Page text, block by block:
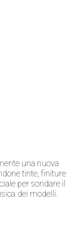
una nuova
tinte, finiture
per sondare il
dei modelli.